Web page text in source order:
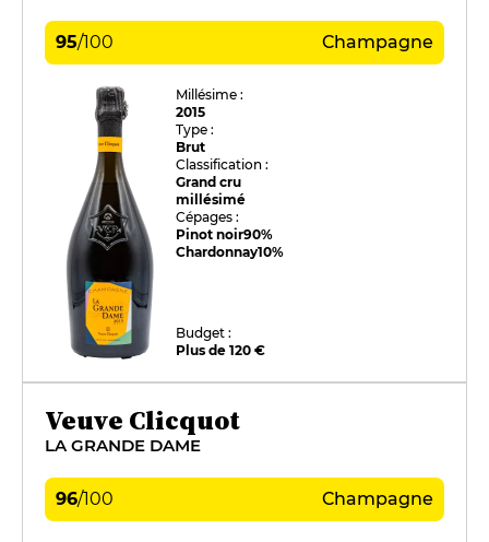
95/100 Champagne
Millésime :
2015
Type :
Brut
Classification :
Grand cru
millésimé
Cépages :
Pinot noir90%
Chardonnay10%
Budget :
Plus de 120 €
Veuve Clicquot
LA GRANDE DAME
96/100 Champagne